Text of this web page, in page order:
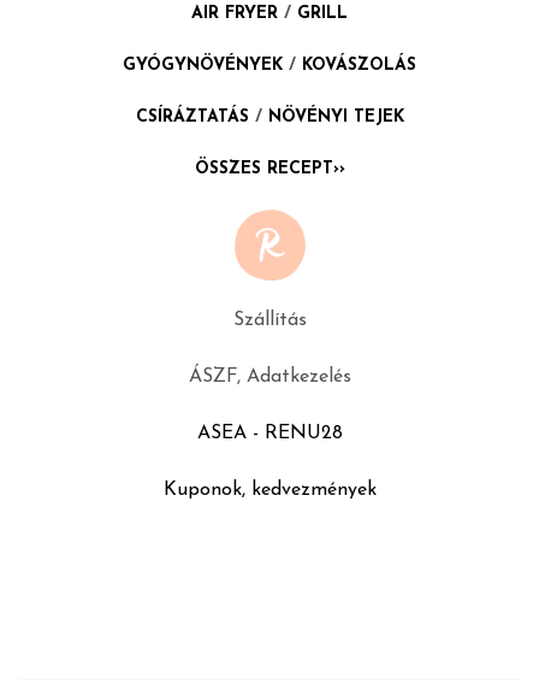
AIR FRYER / GRILL
GYÓGYNÖVÉNYEK / KOVÁSZOLÁS
CSÍRÁZTATÁS / NÖVÉNYI TEJEK
ÖSSZES RECEPT››
Szállítás
ÁSZF, Adatkezelés
ASEA - RENU28
Kuponok, kedvezmények